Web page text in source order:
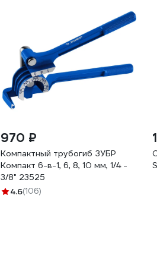
970 ₽
Компактный трубогиб ЗУБР
Компакт 6-в-1, 6, 8, 10 мм, 1/4 -
3/8" 23525
4.6(106)